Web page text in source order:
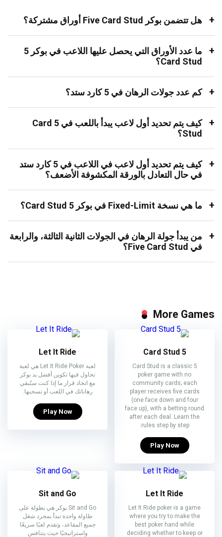
هل تتضمن بوكر Five Card Stud أوراق مشتركة؟
ما عدد الأوراق التي يحصل عليها اللاعب في بوكر 5
Card Stud؟
كم عدد جولات الرهان في 5 كارد ستد؟
كيف يتم تحديد أول لاعب يبدأ باللعب في 5 Card
Stud؟
كيف يتم تحديد أول لاعب في اللاعب في 5 كارد ستد
في حال التعادل بالورقة المكشوفة الأضعف؟
ما هي نسخة Fixed-Limit في بوكر 5 Card Stud؟
من يبدأ جولة الرهان في الجولات الثانية الثالثة، والرابعة
في Five Card Stud؟
More Games
5 Card Stud
5 Card Stud is a classic
poker game with no
community cards; each
player receives five cards
(one face down and four
face up), with a betting round
after each deal. Learn the
rules step by step.
Play Now
Let It Ride
لعبة Let It Ride Poker هي لعبة
تحاول فيها تكوين أفضل يد بوكر
مع اتخاذ قرار ما إذا كنت ستُبقي
رهاناتك في اللعب أو تسحبها.
Play Now
Let It Ride
Let It Ride poker is a game
where you try to make the
best poker hand while
deciding whether to keep or
Sit and Go
Sit and Go بوكر هي بطولة على
طاولة واحدة تبدأ بمجرد شغل
جميع المقاعد، وتقدم لعبًا سريعًا
واستراتيجيًا حيث يتنافس